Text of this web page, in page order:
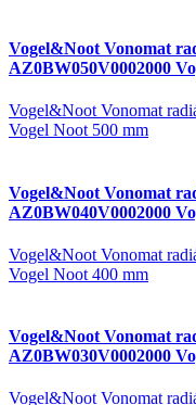
Vogel&Noot Vonomat
AZ0BW050V0002000
Vogel&Noot Vonomat
Vogel Noot 500 mm
Vogel&Noot Vonomat
AZ0BW040V0002000
Vogel&Noot Vonomat
Vogel Noot 400 mm
Vogel&Noot Vonomat
AZ0BW030V0002000
Vogel&Noot Vonomat